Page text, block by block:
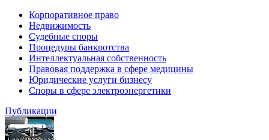
Корпоративное право
Недвижимость
Судебные споры
Процедуры банкротства
Интеллектуальная собственность
Правовая поддержка в сфере медицины
Юридические услуги бизнесу
Споры в сфере электроэнергетики
Публикации